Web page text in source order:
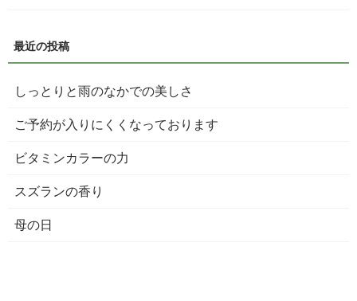
しっとりと雨のなかでの美しさ
ご予約が入りにくくなっております
ビタミンカラーの力
スズランの香り
母の日